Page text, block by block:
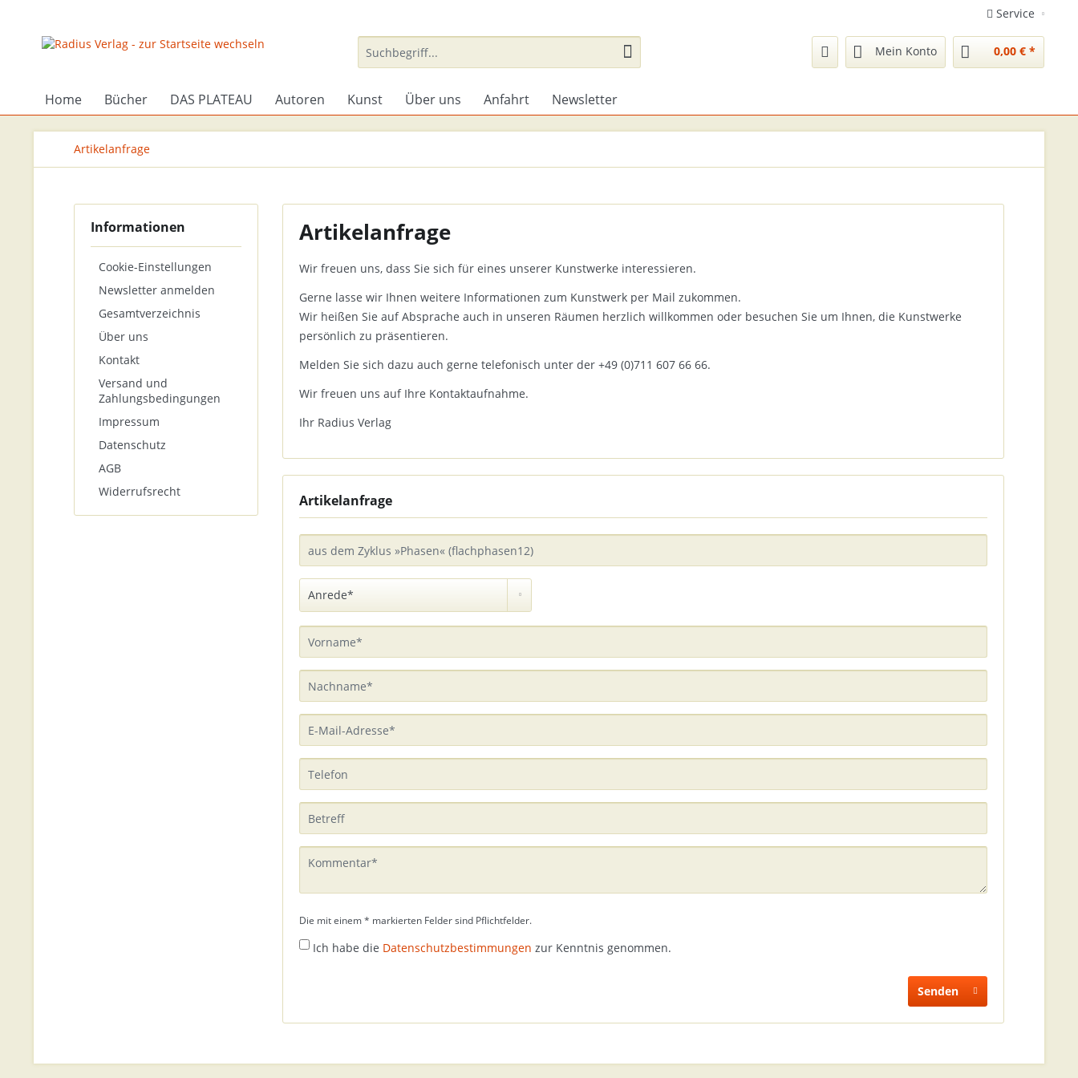
Service
Mein Konto 0,00 € *
Home Bücher DAS PLATEAU Autoren Kunst Über uns Anfahrt Newsletter
Artikelanfrage
Informationen
Cookie-Einstellungen
Newsletter anmelden
Gesamtverzeichnis
Über uns
Kontakt
Versand und
Zahlungsbedingungen
Impressum
Datenschutz
AGB
Widerrufsrecht
Artikelanfrage
Wir freuen uns, dass Sie sich für eines unserer Kunstwerke interessieren.
Gerne lasse wir Ihnen weitere Informationen zum Kunstwerk per Mail zukommen.
Wir heißen Sie auf Absprache auch in unseren Räumen herzlich willkommen oder besuchen Sie um Ihnen, die Kunstwerke
persönlich zu präsentieren.
Melden Sie sich dazu auch gerne telefonisch unter der +49 (0)711 607 66 66.
Wir freuen uns auf Ihre Kontaktaufnahme.
Ihr Radius Verlag
Artikelanfrage
Die mit einem * markierten Felder sind Pflichtfelder.
Ich habe die Datenschutzbestimmungen zur Kenntnis genommen.
Senden